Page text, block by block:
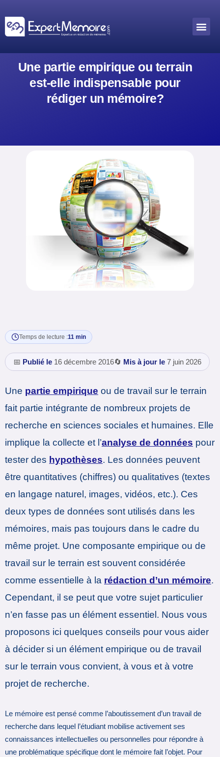
au
contenu
Une partie empirique ou terrain
est-elle indispensable pour
rédiger un mémoire?
Temps de lecture :11 min
📅 Publié le 16 décembre 2016🔄 Mis à jour le 7 juin 2026
Une partie empirique ou de travail sur le terrain
fait partie intégrante de nombreux projets de
recherche en sciences sociales et humaines. Elle
implique la collecte et l’analyse de données pour
tester des hypothèses. Les données peuvent
être quantitatives (chiffres) ou qualitatives (textes
en langage naturel, images, vidéos, etc.). Ces
deux types de données sont utilisés dans les
mémoires, mais pas toujours dans le cadre du
même projet. Une composante empirique ou de
travail sur le terrain est souvent considérée
comme essentielle à la rédaction d’un mémoire.
Cependant, il se peut que votre sujet particulier
n’en fasse pas un élément essentiel. Nous vous
proposons ici quelques conseils pour vous aider
à décider si un élément empirique ou de travail
sur le terrain vous convient, à vous et à votre
projet de recherche.
Le mémoire est pensé comme l’aboutissement d’un travail de
recherche dans lequel l’étudiant mobilise activement ses
connaissances intellectuelles ou personnelles pour répondre à
une problématique spécifique dont le mémoire fait l’objet. Pour